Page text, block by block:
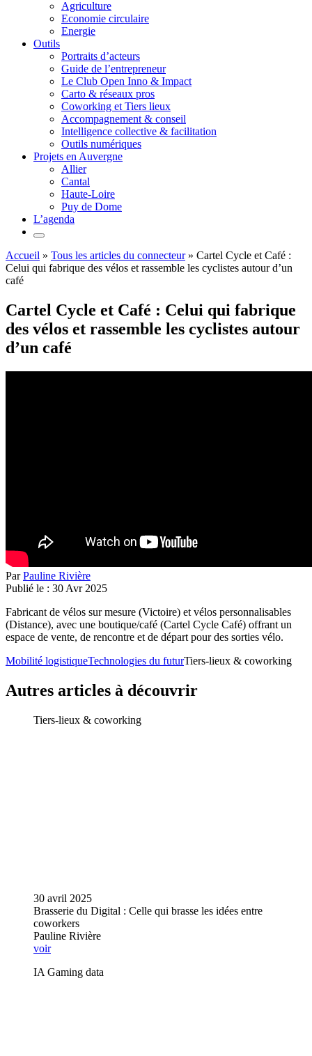
Agriculture
Economie circulaire
Energie
Outils
Portraits d’acteurs
Guide de l’entrepreneur
Le Club Open Inno & Impact
Carto & réseaux pros
Coworking et Tiers lieux
Accompagnement & conseil
Intelligence collective & facilitation
Outils numériques
Projets en Auvergne
Allier
Cantal
Haute-Loire
Puy de Dome
L’agenda
Accueil » Tous les articles du connecteur» Cartel Cycle et Café :
Celui qui fabrique des vélos et rassemble les cyclistes autour d’un
café
Cartel Cycle et Café : Celui qui fabrique
des vélos et rassemble les cyclistes autour
d’un café
ParPauline Rivière
Publié le : 30 Avr 2025
Fabricant de vélos sur mesure (Victoire) et vélos personnalisables
(Distance), avec une boutique/café (Cartel Cycle Café) offrant un
espace de vente, de rencontre et de départ pour des sorties vélo.
Mobilité logistiqueTechnologies du futurTiers-lieux & coworking
Autres articles à découvrir
Tiers-lieux & coworking
30 avril 2025
Brasserie du Digital : Celle qui brasse les idées entre
coworkers
Pauline Rivière
voir
IA Gaming data